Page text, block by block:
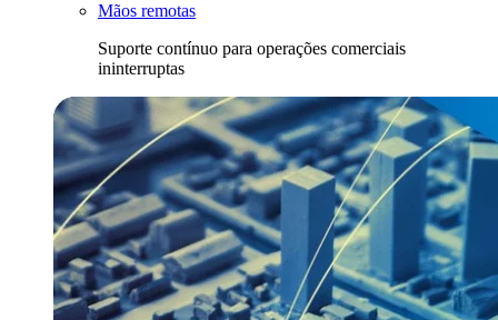
Mãos remotas
Suporte contínuo para operações comerciais
ininterruptas